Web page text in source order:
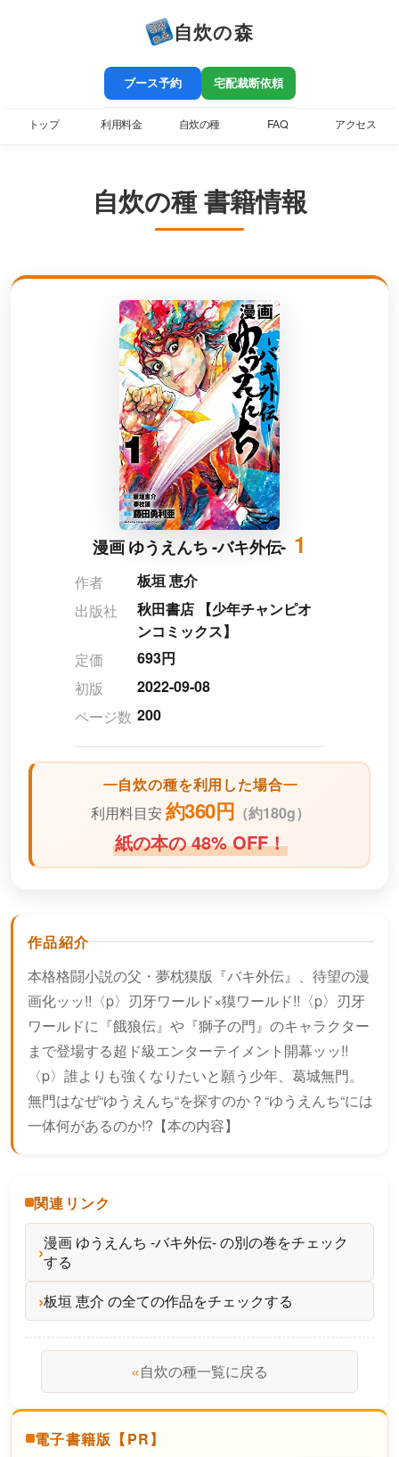
自炊の森
ブース予約 宅配裁断依頼
トップ 利用料金 自炊の種 FAQ アクセス
自炊の種 書籍情報
漫画 ゆうえんち -バキ外伝- 1
作者
板垣 恵介
出版社
秋田書店 【少年チャンピオ
ンコミックス】
定価
693円
初版
2022-09-08
ページ数 200
自炊の種を利用した場合
利用料目安 約360円 （約180g）
紙の本の 48% OFF！
作品紹介
本格格闘小説の父・夢枕獏版『バキ外伝』、待望の漫
画化ッッ!!〈p〉刃牙ワールド×獏ワールド!!〈p〉刃牙
ワールドに『餓狼伝』や『獅子の門』のキャラクター
まで登場する超ド級エンターテイメント開幕ッッ!!
〈p〉誰よりも強くなりたいと願う少年、葛城無門。
無門はなぜ“ゆうえんち“を探すのか？“ゆうえんち“には
一体何があるのか!?【本の内容】
関連リンク
漫画 ゆうえんち -バキ外伝- の別の巻をチェック
する
板垣 恵介 の全ての作品をチェックする
«自炊の種一覧に戻る
電子書籍版【PR】